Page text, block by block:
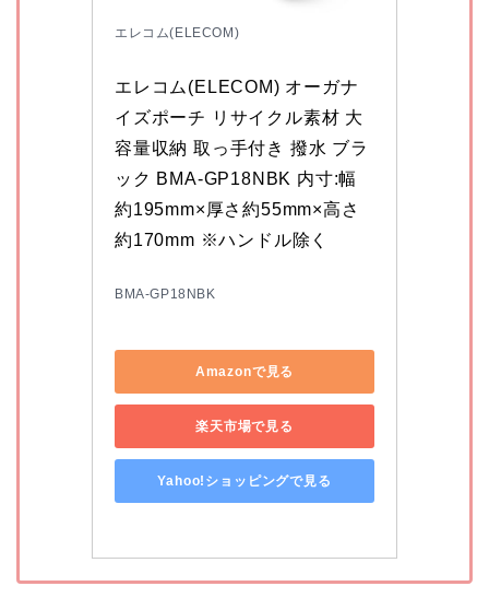
エレコム(ELECOM)
エレコム(ELECOM) オーガナ
イズポーチ リサイクル素材 大
容量収納 取っ手付き 撥水 ブラ
ック BMA-GP18NBK 内寸:幅
約195mm×厚さ約55mm×高さ
約170mm ※ハンドル除く
BMA-GP18NBK
Amazonで見る
楽天市場で見る
Yahoo!ショッピングで見る